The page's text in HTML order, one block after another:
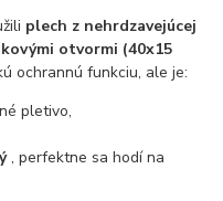
plech z nehrdzavejúcej
otvormi (40x15
ochrannú funkciu, ale je:
pletivo,
, perfektne sa hodí na